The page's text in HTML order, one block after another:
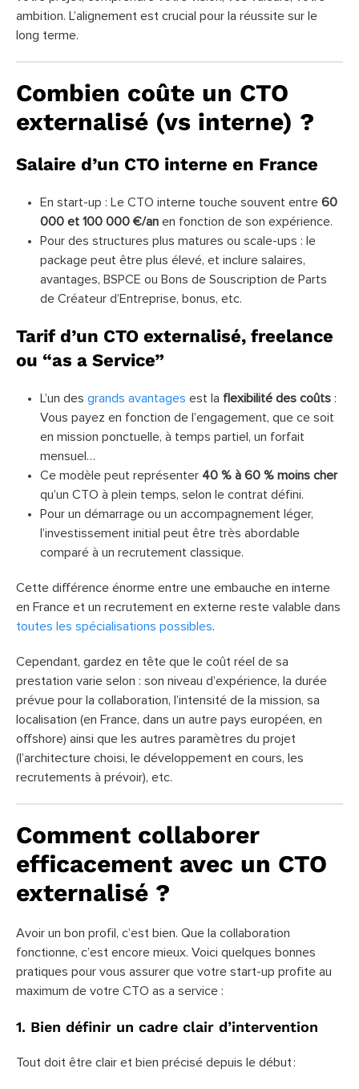
ambition. L’alignement est crucial pour la réussite sur le
long terme.
Combien coûte un CTO
externalisé (vs interne) ?
Salaire d’un CTO interne en France
En start-up : Le CTO interne touche souvent entre 60
000 et 100 000 €/an en fonction de son expérience.
Pour des structures plus matures ou scale-ups : le
package peut être plus élevé, et inclure salaires,
avantages, BSPCE ou Bons de Souscription de Parts
de Créateur d’Entreprise, bonus, etc.
Tarif d’un CTO externalisé, freelance
ou “as a Service”
L’un des grands avantages est la flexibilité des coûts :
Vous payez en fonction de l’engagement, que ce soit
en mission ponctuelle, à temps partiel, un forfait
mensuel…
Ce modèle peut représenter 40 % à 60 % moins cher
qu’un CTO à plein temps, selon le contrat défini.
Pour un démarrage ou un accompagnement léger,
l’investissement initial peut être très abordable
comparé à un recrutement classique.
Cette différence énorme entre une embauche en interne
en France et un recrutement en externe reste valable dans
toutes les spécialisations possibles.
Cependant, gardez en tête que le coût réel de sa
prestation varie selon : son niveau d’expérience, la durée
prévue pour la collaboration, l’intensité de la mission, sa
localisation (en France, dans un autre pays européen, en
offshore) ainsi que les autres paramètres du projet
(l’architecture choisi, le développement en cours, les
recrutements à prévoir), etc.
Comment collaborer
efficacement avec un CTO
externalisé ?
Avoir un bon profil, c’est bien. Que la collaboration
fonctionne, c’est encore mieux. Voici quelques bonnes
pratiques pour vous assurer que votre start-up profite au
maximum de votre CTO as a service :
1. Bien définir un cadre clair d’intervention
Tout doit être clair et bien précisé depuis le début :